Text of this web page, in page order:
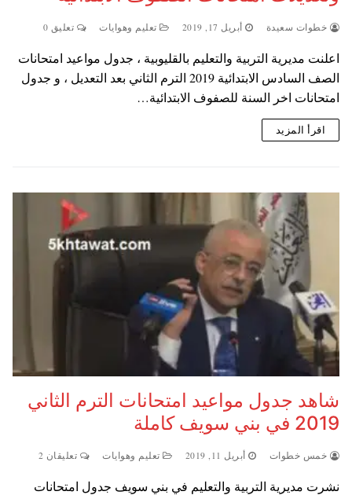
خطوات سعيدة أبريل 17, 2019 تعليم وهوايات تعليق 0
اعلنت مديرية التربية والتعليم بالقليوبية ، جدول مواعيد امتحانات
الصف السادس الابتدائية 2019 الترم الثاني بعد التعديل ، و جدول
امتحانات اخر السنة للصفوف الابتدائية…
اقرأ المزيد
شاهد جدول مواعيد امتحانات الترم الثاني
2019 في بني سويف كاملة
خمس خطوات أبريل 11, 2019 تعليم وهوايات تعليقان 2
نشرت مديرية التربية والتعليم في بني سويف جدول امتحانات